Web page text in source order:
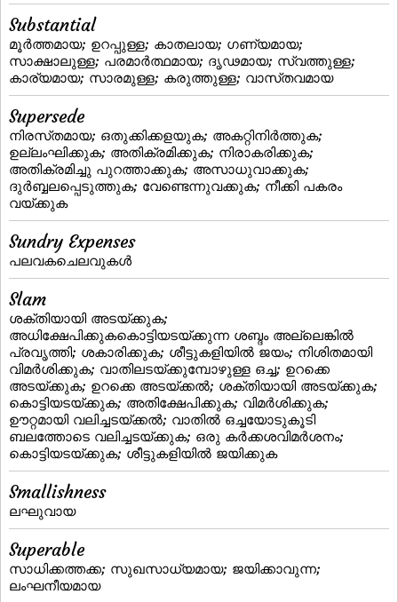
Substantial
മൂര്‍ത്തമായ; ഉറപ്പുള്ള; കാതലായ; ഗണ്യമായ;
സാക്ഷാലുള്ള; പരമാര്‍ത്ഥമായ; ദൃഢമായ; സ്വത്തുള്ള;
കാര്യമായ; സാരമുള്ള; കരുത്തുള്ള; വാസ്‌തവമായ
Supersede
നിരസ്‌തമായ; ഒതുക്കിക്കളയുക; അകറ്റിനിര്‍ത്തുക;
ഉല്ലംഘിക്കുക; അതിക്രമിക്കുക; നിരാകരിക്കുക;
അതിക്രമിച്ചു പുറത്താക്കുക; അസാധുവാക്കുക;
ദുര്‍ബ്ബലപ്പെടുത്തുക; വേണ്ടെന്നുവക്കുക; നീക്കി പകരം
വയ്‌ക്കുക
Sundry Expenses
പലവകചെലവുകള്‍
Slam
ശക്തിയായി അടയ്ക്കുക;
അധിക്ഷേപിക്കുകകൊട്ടിയടയ്ക്കുന്ന ശബ്ദം അല്ലെങ്കില്‍
പ്രവൃത്തി; ശകാരിക്കുക; ശീട്ടുകളിയില്‍ ജയം; നിശിതമായി
വിമര്‍ശിക്കുക; വാതിലടയ്‌ക്കുമ്പോഴുള്ള ഒച്ച; ഉറക്കെ
അടയ്‌ക്കുക; ഉറക്കെ അടയ്‌ക്കല്‍; ശക്തിയായി അടയ്‌ക്കുക;
കൊട്ടിയടയ്‌ക്കുക; അതിക്ഷേപിക്കുക; വിമര്‍ശിക്കുക;
ഊറ്റമായി വലിച്ചടയ്ക്കല്‍; വാതില്‍ ഒച്ചയോടുകൂടി
ബലത്തോടെ വലിച്ചടയ്‌ക്കുക; ഒരു കര്‍ക്കശവിമര്‍ശനം;
കൊട്ടിയടയ്ക്കുക; ശീട്ടുകളിയില്‍ ജയിക്കുക
Smallishness
ലഘുവായ
Superable
സാധിക്കത്തക്ക; സുഖസാധ്യമായ; ജയിക്കാവുന്ന;
ലംഘനീയമായ